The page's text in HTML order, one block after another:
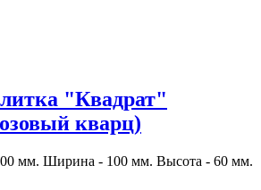
"Квадрат"
кварц)
мм. Ширина - 100 мм. Высота - 60 мм.